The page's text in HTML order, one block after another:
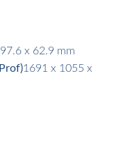
x 62.9 mm
1691 x 1055 x